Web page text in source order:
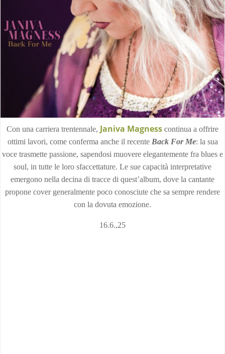
Con una carriera trentennale, Janiva Magness continua a offrire
ottimi lavori, come conferma anche il recente Back For Me: la sua
voce trasmette passione, sapendosi muovere elegantemente fra blues e
soul, in tutte le loro sfaccettature. Le sue capacità interpretative
emergono nella decina di tracce di quest’album, dove la cantante
propone cover generalmente poco conosciute che sa sempre rendere
con la dovuta emozione.
16.6.,25